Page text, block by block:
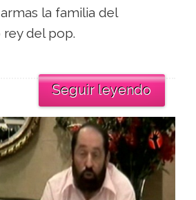
la familia del
del pop.
Seguir leyendo